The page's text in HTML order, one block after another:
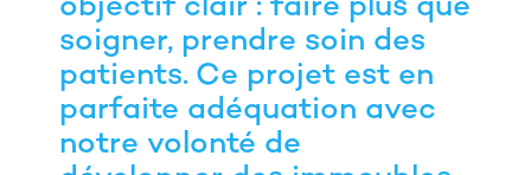
objectif clair : faire plus que
soigner, prendre soin des
patients. Ce projet est en
parfaite adéquation avec
notre volonté de